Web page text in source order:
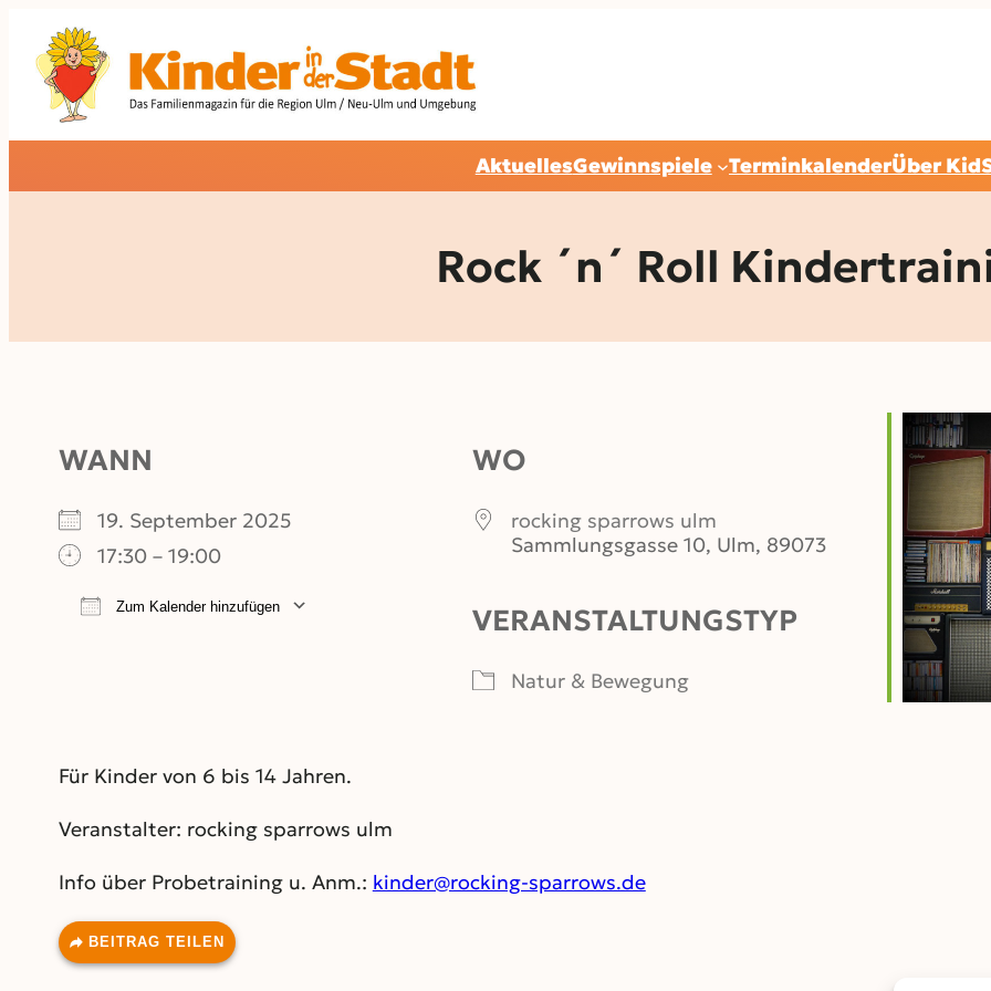
Inhalt
springen
AktuellesGewinnspiele TerminkalenderÜber
Rock ´n´ Roll
WANN
19. September 2025
17:30 – 19:00
Zum Kalender hinzufügen
Office 365
WO
rocking sparrows ulm
Sammlungsgasse 10, Ulm, 89073
VERANSTALTUNGSTYP
Natur & Bewegung
Für Kinder von 6 bis 14 Jahren.
Veranstalter: rocking sparrows ulm
Info über Probetraining u. Anm.: kinder@rocking-sparrows.de
BEITRAG TEILEN